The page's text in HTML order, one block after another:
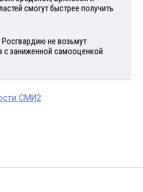
смогут быстрее получить
Росгвардию не возьмут
с заниженной самооценкой
СМИ2